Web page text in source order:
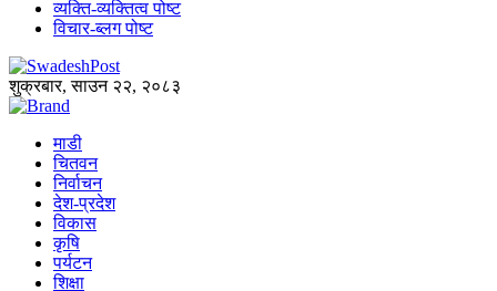
व्यक्ति-व्यक्तित्व पोष्ट
विचार-ब्लग पोष्ट
शुक्रबार, साउन २२, २०८३
माडी
चितवन
निर्वाचन
देश-प्रदेश
विकास
कृषि
पर्यटन
शिक्षा